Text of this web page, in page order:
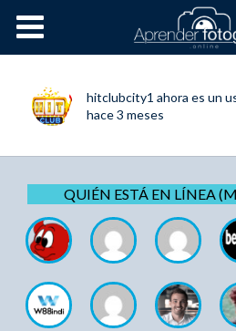
hitclubcity1 ahora es un
hace 3 meses
QUIÉN ESTÁ EN LÍNEA